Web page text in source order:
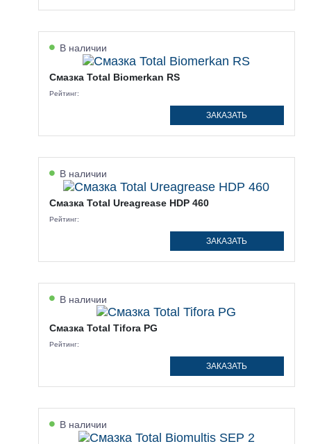
В наличии
Смазка Total Biomerkan RS
Рейтинг:
ЗАКАЗАТЬ
В наличии
Смазка Total Ureagrease HDP 460
Рейтинг:
ЗАКАЗАТЬ
В наличии
Смазка Total Tifora PG
Рейтинг:
ЗАКАЗАТЬ
В наличии